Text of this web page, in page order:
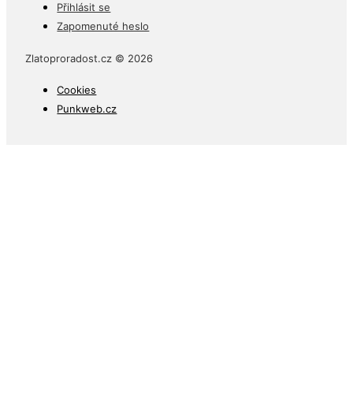
Přihlásit se
Zapomenuté heslo
Zlatoproradost.cz © 2026
Cookies
Punkweb.cz